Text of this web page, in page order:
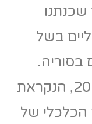
בשל
מאז המהפכה במצרים ב-2011, הנקראת
מצבה הכלכלי של